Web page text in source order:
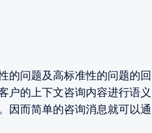
的问题及高标准性的问题的回
户的上下文咨询内容进行语义
因而简单的咨询消息就可以通